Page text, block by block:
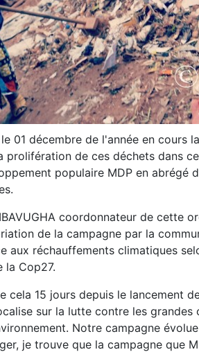
01 décembre de l'année en cours
prolifération de ces déchets dans
populaire MDP en
coordonnateur de cette
de la campagne par la
aux réchauffements climatiques
la Cop27.
cela 15 jours depuis le lancement
sur la lutte contre les
Notre campagne
je trouve que la campagne que